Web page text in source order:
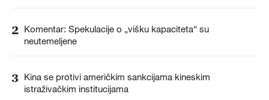
2 Komentar: Spekulacije o „višku kapaciteta“ su
neutemeljene
3 Kina se protivi američkim sankcijama kineskim
istraživačkim institucijama